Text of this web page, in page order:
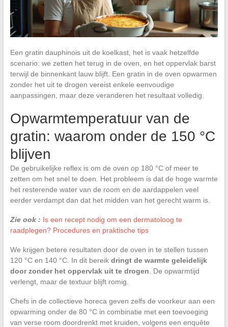
Een gratin dauphinois uit de koelkast, het is vaak hetzelfde
scenario: we zetten het terug in de oven, en het oppervlak barst
terwijl de binnenkant lauw blijft. Een gratin in de oven opwarmen
zonder het uit te drogen vereist enkele eenvoudige
aanpassingen, maar deze veranderen het resultaat volledig.
Opwarmtemperatuur van de
gratin: waarom onder de 150 °C
blijven
De gebruikelijke reflex is om de oven op 180 °C of meer te
zetten om het snel te doen. Het probleem is dat de hoge warmte
het resterende water van de room en de aardappelen veel
eerder verdampt dan dat het midden van het gerecht warm is.
Zie ook : Is een recept nodig om een dermatoloog te
raadplegen? Procedures en praktische tips
We krijgen betere resultaten door de oven in te stellen tussen
120 °C en 140 °C. In dit bereik dringt de warmte geleidelijk
door zonder het oppervlak uit te drogen . De opwarmtijd
verlengt, maar de textuur blijft romig.
Chefs in de collectieve horeca geven zelfs de voorkeur aan een
opwarming onder de 80 °C in combinatie met een toevoeging
van verse room doordrenkt met kruiden, volgens een enquête